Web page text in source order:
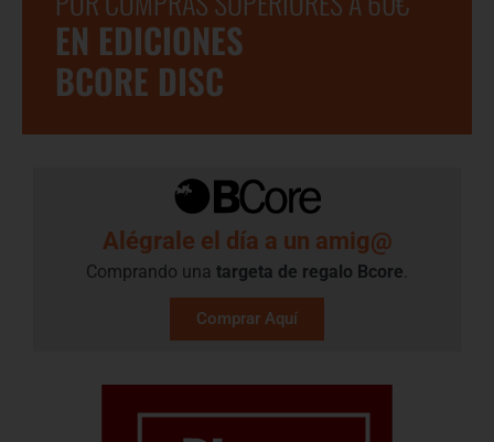
EN EDICIONES
BCORE DISC
Alégrale el día a un amig@
Comprando una targeta de regalo​ Bcore.
Comprar Aquí